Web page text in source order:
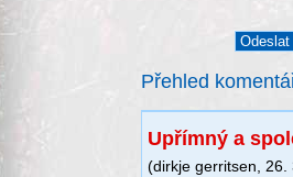
Přehled
Upřímný a
(dirkje gerritsen 26.